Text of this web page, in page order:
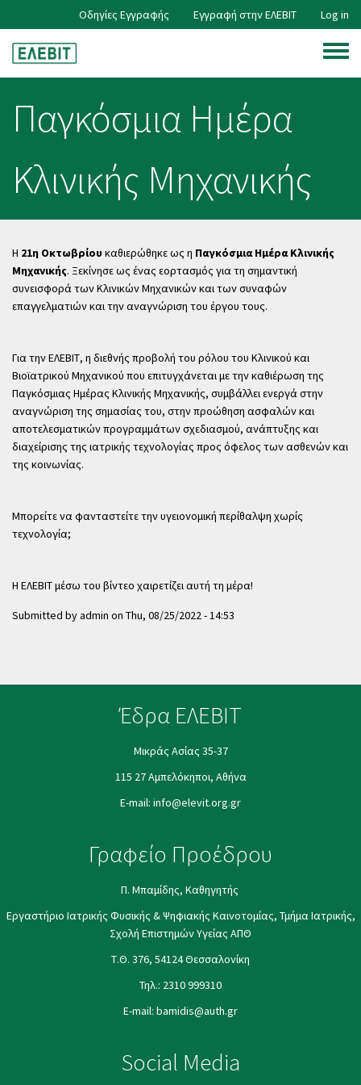
to
main
content
User
account
menu
Οδηγίες Εγγραφής Εγγραφή στην ΕΛΕΒΙΤ Log in
Toggle
menu
Παγκόσμια Ημέρα
Κλινικής Μηχανικής
Η 21η Οκτωβρίου καθιερώθηκε ως η Παγκόσμια Ημέρα Κλινικής
Μηχανικής. Ξεκίνησε ως ένας εορτασμός για τη σημαντική
συνεισφορά των Κλινικών Μηχανικών και των συναφών
επαγγελματιών και την αναγνώριση του έργου τους.
Για την ΕΛΕΒΙΤ, η διεθνής προβολή του ρόλου του Κλινικού και
Βιοϊατρικού Μηχανικού που επιτυγχάνεται με την καθιέρωση της
Παγκόσμιας Ημέρας Κλινικής Μηχανικής, συμβάλλει ενεργά στην
αναγνώριση της σημασίας του, στην προώθηση ασφαλών και
αποτελεσματικών προγραμμάτων σχεδιασμού, ανάπτυξης και
διαχείρισης της ιατρικής τεχνολογίας προς όφελος των ασθενών και
της κοινωνίας.
Μπορείτε να φανταστείτε την υγειονομική περίθαλψη χωρίς
τεχνολογία;
Η ΕΛΕΒΙΤ μέσω του βίντεο χαιρετίζει αυτή τη μέρα!
Submitted byadmin on Thu, 08/25/2022 - 14:53
Έδρα ΕΛΕΒΙΤ
Μικράς Ασίας 35-37
115 27 Αμπελόκηποι, Αθήνα
E-mail: info@elevit.org.gr
Γραφείο Προέδρου
Π. Μπαμίδης, Καθηγητής
Εργαστήριο Ιατρικής Φυσικής & Ψηφιακής Καινοτομίας, Τμήμα Ιατρικής,
Σχολή Επιστημών Υγείας ΑΠΘ
Τ.Θ. 376, 54124 Θεσσαλονίκη
Τηλ.: 2310 999310
E-mail: bamidis@auth.gr
Social Media